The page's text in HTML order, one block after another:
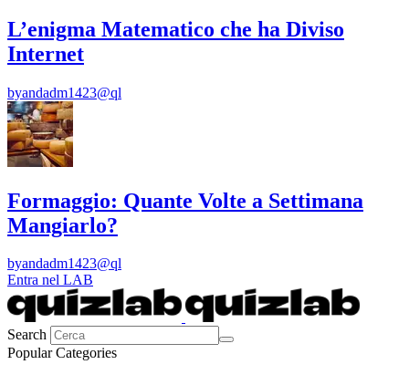
L’enigma Matematico che ha Diviso
Internet
byandadm1423@ql
Formaggio: Quante Volte a Settimana
Mangiarlo?
byandadm1423@ql
Entra nel LAB
Search
Popular Categories